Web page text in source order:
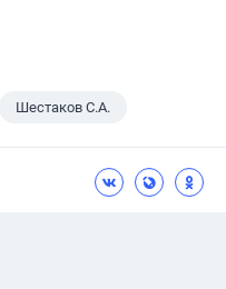
Шестаков С.А.